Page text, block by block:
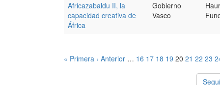
Africazabaldu II, la
capacidad creativa de
África
Gobierno
Vasco
« Primera ‹ Anterior … 16 17 18 19 20 21 22 23